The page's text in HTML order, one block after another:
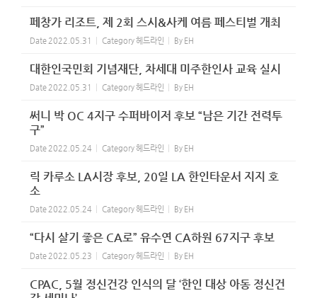
페창가 리조트, 제 2회 스시&사케 여름 페스티벌 개최
Date 2022.05.31 Category헤드라인 By EH
대한인국민회 기념재단, 차세대 미주한인사 교육 실시
Date 2022.05.31 Category헤드라인 By EH
써니 박 OC 4지구 수퍼바이저 후보 “남은 기간 전력투
구”
Date 2022.05.24 Category헤드라인 By EH
릭 카루소 LA시장 후보, 20일 LA 한인타운서 지지 호
소
Date 2022.05.24 Category헤드라인 By EH
“다시 살기 좋은 CA로” 유수연 CA하원 67지구 후보
Date 2022.05.23 Category헤드라인 By EH
CPAC, 5월 정신건강 인식의 달 ‘한인 대상 아동 정신건